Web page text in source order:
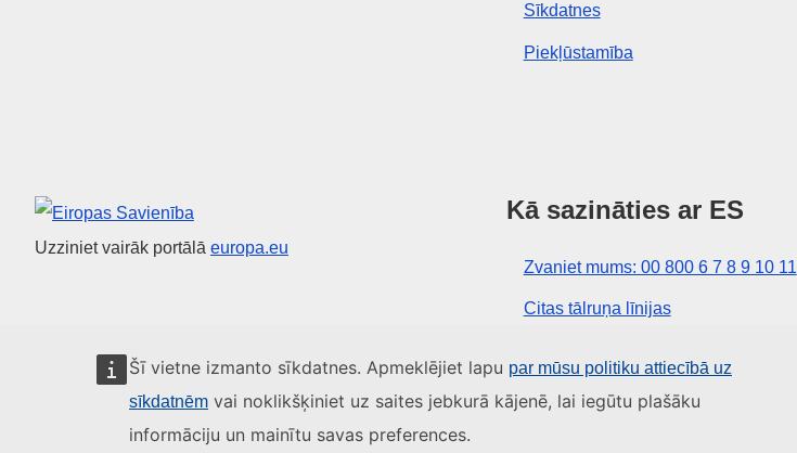
Šī vietne izmanto sīkdatnes. Apmeklējiet lapu par mūsu politiku attiecībā uz
sīkdatnēm vai noklikšķiniet uz saites jebkurā kājenē, lai iegūtu plašāku
informāciju un mainītu savas preferences.
Sīkdatnes
Piekļūstamība
Eiropas Savienība
Uzziniet vairāk portālā europa.eu
Kā sazināties ar ES
Zvaniet mums: 00 800 6 7 8 9 10 11
Citas tālruņa līnijas
ES centru kontaktinformācija